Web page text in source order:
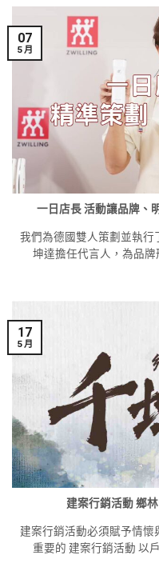
一日店長 活動讓品牌、
我們為德國雙人策劃並執行
坤達擔任代言人，為品牌
07
5 月
建案行銷活動 鄉
建案行銷活動必須賦予情懷
重要的 建案行銷活動 以
17
5 月